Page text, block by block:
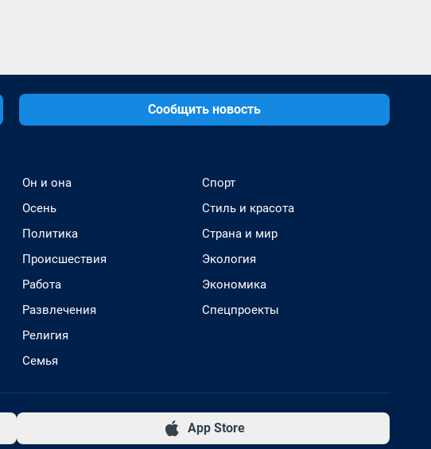
Сообщить новость
Он и она
Осень
Политика
Происшествия
Работа
Развлечения
Религия
Семья
Спорт
Стиль и красота
Страна и мир
Экология
Экономика
Спецпроекты
App Store